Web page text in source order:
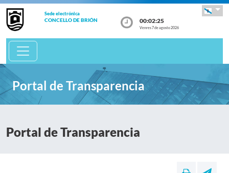
Sede electrónica
CONCELLO DE BRIÓN 00:02:25
Venres 7 de agosto 2026
Portal de Transparencia
Portal de Transparencia